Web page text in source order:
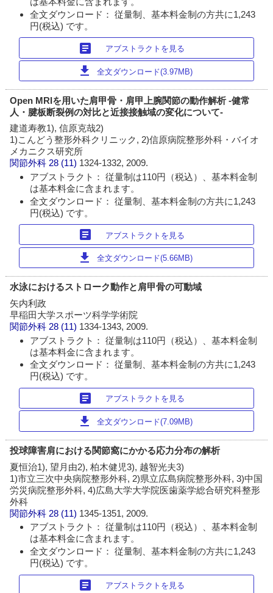
全文ダウンロード： 従量制、基本料金制の方共に1,243
円(税込) です。
article アブストラクトを見る
download 全文ダウンロード(3.97MB)
Open MRIを用いた肩甲骨・肩甲上腕関節の動作解析 -健常
人・腱板断裂例の対比と近接接触域の変化について-
建道寿教1), 信原克哉2)
1)こんどう整形外科クリニック, 2)信原病院整形外科・バイオ
メカニクス研究所
関節外科 28 (11) 1324-1332, 2009.
アブストラクト： 従量制は110円（税込）、基本料金制
は基本料金に含まれます。
全文ダウンロード： 従量制、基本料金制の方共に1,243
円(税込) です。
article アブストラクトを見る
download 全文ダウンロード(5.66MB)
水泳におけるストローク動作と肩甲骨の可動域
矢内利政
早稲田大学スポーツ科学学術院
関節外科 28 (11) 1334-1343, 2009.
アブストラクト： 従量制は110円（税込）、基本料金制
は基本料金に含まれます。
全文ダウンロード： 従量制、基本料金制の方共に1,243
円(税込) です。
article アブストラクトを見る
download 全文ダウンロード(7.09MB)
投球障害肩における関節窩にかかる応力分布の解析
夏恒治1), 望月由2), 柏木健児3), 越智光夫3)
1)市立三次中央病院整形外科, 2)県立広島病院整形外科, 3)中国
労災病院整形外科, 4)広島大学大学院医歯薬学総合研究科整形
外科
関節外科 28 (11) 1345-1351, 2009.
アブストラクト： 従量制は110円（税込）、基本料金制
は基本料金に含まれます。
全文ダウンロード： 従量制、基本料金制の方共に1,243
円(税込) です。
article アブストラクトを見る